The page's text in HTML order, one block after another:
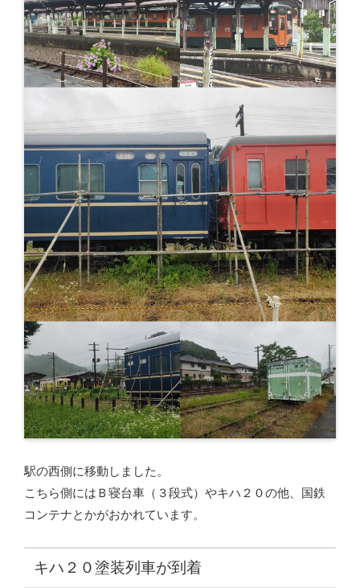
駅の西側に移動しました。
こちら側にはＢ寝台車（３段式）やキハ２０の他、国鉄
コンテナとかがおかれています。
キハ２０塗装列車が到着